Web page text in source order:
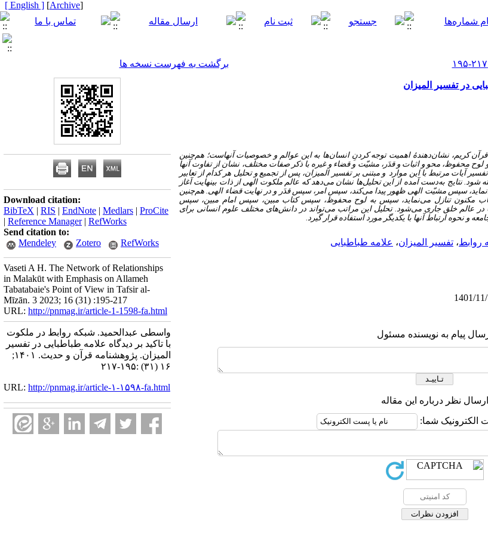
[
Archive
]
[ English ]
برگشت به فهرست نسخه ها
در تفسیر المیزان
قرآن کریم، نشان‌دهندۀ اهمیت توجه کردنِ انسان‌ها به این عوالم و خصوصیات آنهاست؛ هم‌چنین
محفوظ، محو و اثبات و قدَر، مشیّت و قضاء و غیره با ذکر صفات مختلف، نشان از تفاوت آنها
آیات مرتبط با این موارد و مبتنی بر تفسیر المیزان، پس از تجمیع و تحلیل هر کدام از تعابیر
شود. نتایج به‌دست آمده از این تحلیل‌ها نشان می‌دهد که عالم ملکوت الهی از ذات بینهایت آغاز
سپس مشیّت الهی ظهور پیدا می‌کند، سپس امر، سپس قدَر و در نهایت قضاء الهی. هم‌چنین
کتاب مکنون تنازل می‌نماید، سپس به لوح محفوظ، سپس کتاب مبین، سپس امام مبین، سپس
عالم خلق جاری می‌شود. تحلیل این مراتب می‌تواند در دانش‌های مختلف علوم انسانی برای
و نحوه ارتباط آنها با یکدیگر مورد استفاده قرار گیرد.
روابط، تفسیر المیزان، علامه طباطبایی
پیام به نویسنده مسئول
ارسال نظر درباره این مقاله
الکترونیک شما:
Download citation:
BibTeX | RIS | EndNote | Medlars | ProCite
| Reference Manager| RefWorks
Send citation to:
Mendeley
Zotero RefWorks
Vaseti A H. The Network of Relationships
in Malakūt with Emphasis on Allameh
Tabatabaie's Point of View in Tafsir al-
Mīzān. 3 2023; 16 (31) :195-217
URL: http://pnmag.ir/article-1-1598-fa.html
واسطی عبدالحمید. شبکه روابط در ملکوت
با تاکید بر دیدگاه علامه طباطبایی در تفسیر
المیزان. پژوهشنامه قرآن و حدیث. ۱۴۰۱;
۱۶ (۳۱) :۱۹۵-۲۱۷
URL: http://pnmag.ir/article-۱-۱۵۹۸-fa.html